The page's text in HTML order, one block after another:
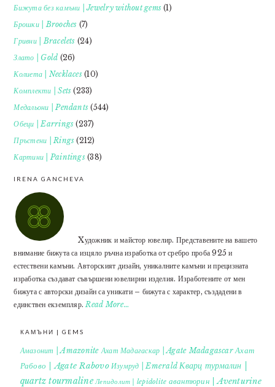
Бижута без камъни | Jewelry without gems (1)
Брошки | Brooches (7)
Гривни | Bracelets (24)
Злато | Gold (26)
Колиета | Necklaces(10)
Комплекти | Sets (233)
Медальони | Pendants (544)
Обеци | Earrings (237)
Пръстени | Rings (212)
Картини | Paintings(38)
IRENA GANCHEVA
Xудожник и майстор ювелир. Представените на вашето
внимание бижута са изцяло ръчна изработка от сребро проба 925 и
естествени камъни. Авторският дизайн, уникалните камъни и прецизната
изработка създават съвършени ювелирни изделия. Изработените от мен
бижута с авторски дизайн са уникати – бижута с характер, създадени в
единствен екземпляр.Read More…
КАМЪНИ | GEMS
Амазонит | Amazonite Ахат Мадагаскар | Agate Madagascar Ахат
Рабово | Agate Rabovo Изумруд | Emerald Кварц турмалин |
quartz tourmaline Лепидолит | lepidolite авантюрин | Aventurine